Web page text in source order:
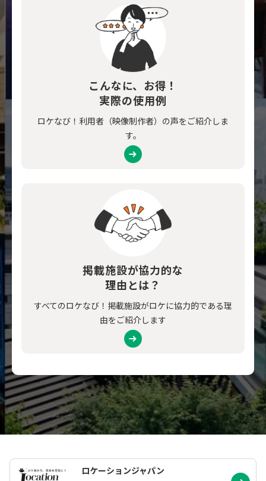
こんなに、お得！
実際の使用例
ロケなび！利用者（映像制作者）の声をご紹介しま
す。
掲載施設が協力的な
理由とは？
すべてのロケなび！掲載施設がロケに協力的である理
由をご紹介します
ロケーションジャパン